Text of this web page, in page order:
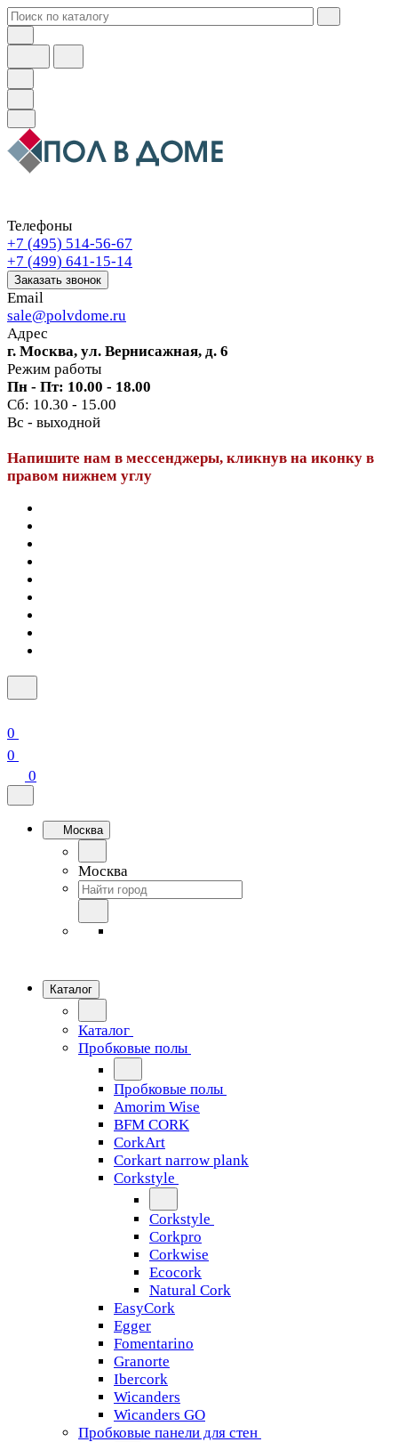
Телефоны
+7 (495) 514-56-67
+7 (499) 641-15-14
Заказать звонок
Email
sale@polvdome.ru
Адрес
г. Москва, ул. Вернисажная, д. 6
Режим работы
Пн - Пт: 10.00 - 18.00
Сб: 10.30 - 15.00
Вс - выходной
Напишите нам в мессенджеры, кликнув на иконку в
правом нижнем углу
0
0
0
Москва
Москва
Каталог
Каталог
Пробковые полы
Пробковые полы
Amorim Wise
BFM CORK
CorkArt
Corkart narrow plank
Corkstyle
Corkstyle
Corkpro
Corkwise
Ecocork
Natural Cork
EasyCork
Egger
Fomentarino
Granorte
Ibercork
Wicanders
Wicanders GO
Пробковые панели для стен